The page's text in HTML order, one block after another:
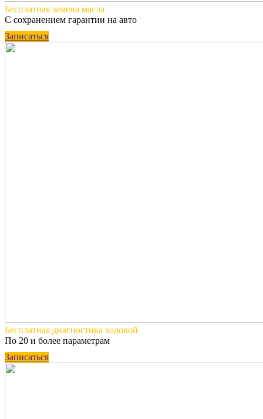
Бесплатная замена масла
С сохранением гарантии на авто
Записаться
Бесплатная диагностика ходовой
По 20 и более параметрам
Записаться